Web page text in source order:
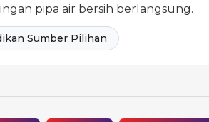
pipa air bersih berlangsung.
Sumber Pilihan